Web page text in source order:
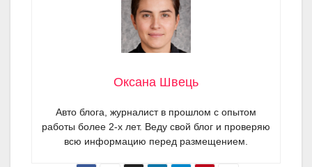
Оксана Швець
Авто блога, журналист в прошлом с опытом
работы более 2-х лет. Веду свой блог и проверяю
всю информацию перед размещением.